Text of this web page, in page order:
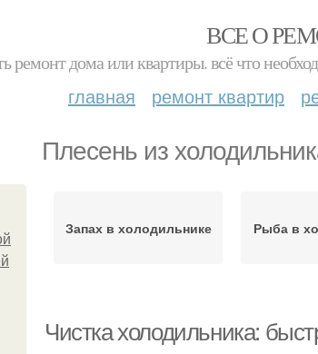
ВСЕ О
ремонт дома или квартиры. всё что
главная ремонт квартир
Плесень из
Запах в холодильнике Рыба в
Чистка холодильника: